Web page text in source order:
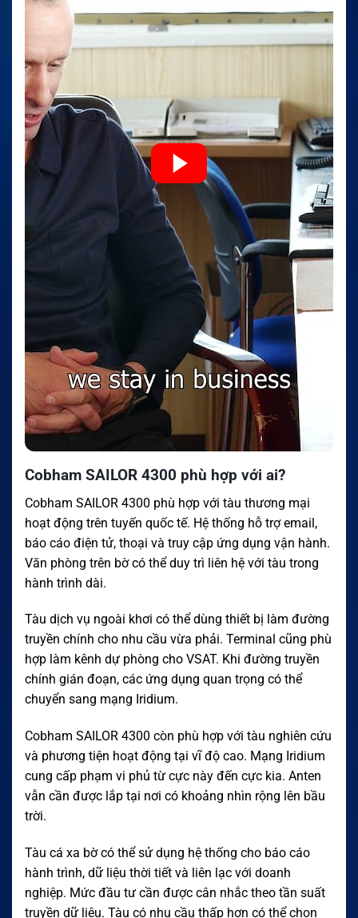
Cobham SAILOR 4300 phù hợp với ai?
Cobham SAILOR 4300 phù hợp với tàu thương mại
hoạt động trên tuyến quốc tế. Hệ thống hỗ trợ email,
báo cáo điện tử, thoại và truy cập ứng dụng vận hành.
Văn phòng trên bờ có thể duy trì liên hệ với tàu trong
hành trình dài.
Tàu dịch vụ ngoài khơi có thể dùng thiết bị làm đường
truyền chính cho nhu cầu vừa phải. Terminal cũng phù
hợp làm kênh dự phòng cho VSAT. Khi đường truyền
chính gián đoạn, các ứng dụng quan trọng có thể
chuyển sang mạng Iridium.
Cobham SAILOR 4300 còn phù hợp với tàu nghiên cứu
và phương tiện hoạt động tại vĩ độ cao. Mạng Iridium
cung cấp phạm vi phủ từ cực này đến cực kia. Anten
vẫn cần được lắp tại nơi có khoảng nhìn rộng lên bầu
trời.
Tàu cá xa bờ có thể sử dụng hệ thống cho báo cáo
hành trình, dữ liệu thời tiết và liên lạc với doanh
nghiệp. Mức đầu tư cần được cân nhắc theo tần suất
truyền dữ liệu. Tàu có nhu cầu thấp hơn có thể chọn